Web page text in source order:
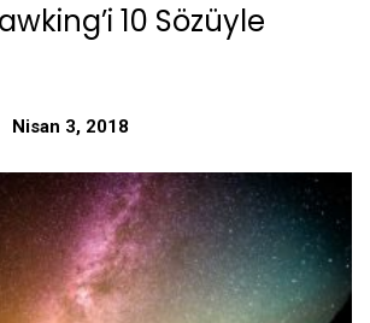
10 Sözüyle
Nisan 3, 2018